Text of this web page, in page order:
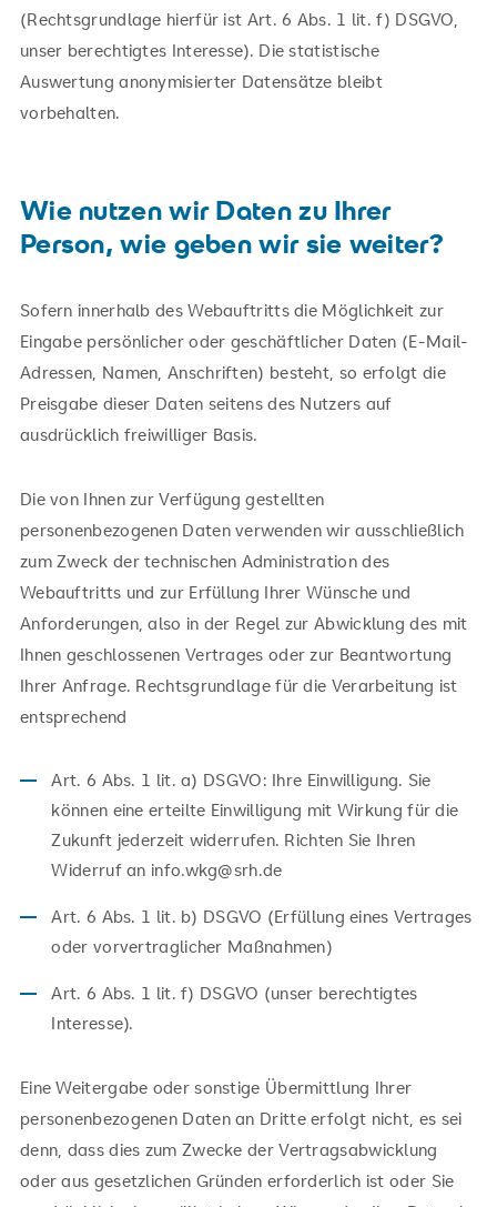
(Rechtsgrundlage hierfür ist Art. 6 Abs. 1 lit. f) DSGVO,
unser berechtigtes Interesse). Die statistische
Auswertung anonymisierter Datensätze bleibt
vorbehalten.
Wie nutzen wir Daten zu Ihrer
Person, wie geben wir sie weiter?
Sofern innerhalb des Webauftritts die Möglichkeit zur
Eingabe persönlicher oder geschäftlicher Daten (E-Mail-
Adressen, Namen, Anschriften) besteht, so erfolgt die
Preisgabe dieser Daten seitens des Nutzers auf
ausdrücklich freiwilliger Basis.
Die von Ihnen zur Verfügung gestellten
personenbezogenen Daten verwenden wir ausschließlich
zum Zweck der technischen Administration des
Webauftritts und zur Erfüllung Ihrer Wünsche und
Anforderungen, also in der Regel zur Abwicklung des mit
Ihnen geschlossenen Vertrages oder zur Beantwortung
Ihrer Anfrage. Rechtsgrundlage für die Verarbeitung ist
entsprechend
Art. 6 Abs. 1 lit. a) DSGVO: Ihre Einwilligung. Sie
können eine erteilte Einwilligung mit Wirkung für die
Zukunft jederzeit widerrufen. Richten Sie Ihren
Widerruf an info.wkg@srh.de
Art. 6 Abs. 1 lit. b) DSGVO (Erfüllung eines Vertrages
oder vorvertraglicher Maßnahmen)
Art. 6 Abs. 1 lit. f) DSGVO (unser berechtigtes
Interesse).
Eine Weitergabe oder sonstige Übermittlung Ihrer
personenbezogenen Daten an Dritte erfolgt nicht, es sei
denn, dass dies zum Zwecke der Vertragsabwicklung
oder aus gesetzlichen Gründen erforderlich ist oder Sie